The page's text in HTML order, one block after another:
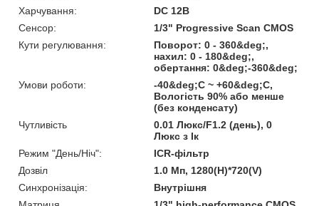
Харчування:
DC 12В
Сенсор:
1/3" Progressive Scan CMOS
Кути регулювання:
Поворот: 0 - 360&deg;,
нахил: 0 - 180&deg;,
обертання: 0&deg;-360&deg;
Умови роботи:
-40&deg;C ~ +60&deg;C,
Вологість 90% або менше
(без конденсату)
Чутливість
0.01 Люкс/F1.2 (день), 0
Люкс з Ік
Режим "День/Ніч":
ICR-фільтр
Дозвіл
1.0 Мп, 1280(H)*720(V)
Синхронізація:
Внутрішня